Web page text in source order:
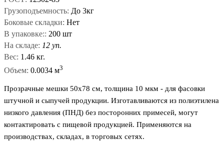
Грузоподъемность: До 3кг
Боковые складки: Нет
В упаковке:: 200 шт
На складе: 12 уп.
Вес: 1.46 кг.
Объем: 0.0034 м3
Прозрачные мешки 50x78 см, толщина 10 мкм - для фасовки
штучной и сыпучей продукции. Изготавливаются из полиэтилена
низкого давления (ПНД) без посторонних примесей, могут
контактировать с пищевой продукцией. Применяются на
производствах, складах, в торговых сетях.